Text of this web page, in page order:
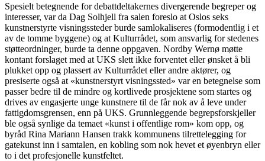
Spesielt betegnende for debattdeltakernes divergerende begreper og
interesser, var da Dag Solhjell fra salen foreslo at Oslos seks
kunstnerstyrte visningssteder burde samlokaliseres (formodentlig i et
av de tomme byggene) og at Kulturrådet, som ansvarlig for stedenes
støtteordninger, burde ta denne oppgaven. Nordby Wernø møtte
kontant forslaget med at UKS slett ikke forventet eller ønsket å bli
plukket opp og plassert av Kulturrådet eller andre aktører, og
presiserte også at «kunstnerstyrt visningssted» var en betegnelse som
passer bedre til de mindre og kortlivede prosjektene som startes og
drives av engasjerte unge kunstnere til de får nok av å leve under
fattigdomsgrensen, enn på UKS. Grunnleggende begrepsforskjeller
ble også synlige da temaet «kunst i offentlige rom» kom opp, og
byråd Rina Mariann Hansen trakk kommunens tilrettelegging for
gatekunst inn i samtalen, en kobling som nok hevet et øyenbryn eller
to i det profesjonelle kunstfeltet.